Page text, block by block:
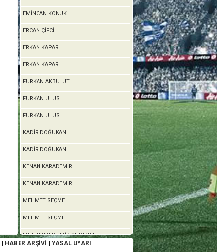
EMİNCAN KONUK
ERCAN ÇİFCİ
ERKAN KAPAR
ERKAN KAPAR
FURKAN AKBULUT
FURKAN ULUS
FURKAN ULUS
KADİR DOĞUKAN
KADİR DOĞUKAN
KENAN KARADEMİR
KENAN KARADEMİR
MEHMET SEÇME
MEHMET SEÇME
MUHAMMED EMİR YILDIRIM
HABER ARŞİVİ YASAL UYARI